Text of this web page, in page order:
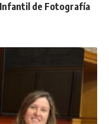
de Fotografía